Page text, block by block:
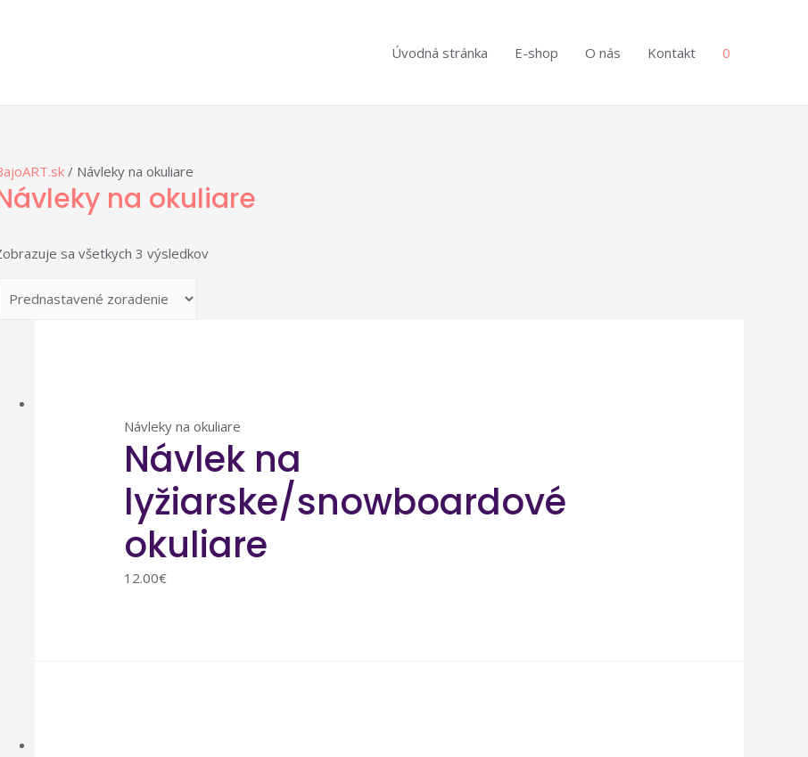
Úvodná stránka E-shop O nás Kontakt 0
/ Návleky na okuliare
na okuliare
sa všetkych 3 výsledkov
Návleky na okuliare
Návlek na
lyžiarske/snowboardové
okuliare
12.00€